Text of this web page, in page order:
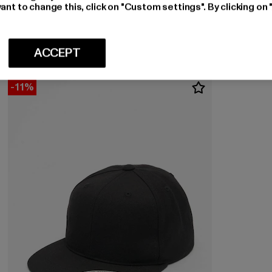
EUR 13,49
Huidige prijs: EUR 13,49
EUR 14,99Actieprijs: EUR 14,99
-11%
to change this, click on "Custom settings". By clicking
ACCEPT